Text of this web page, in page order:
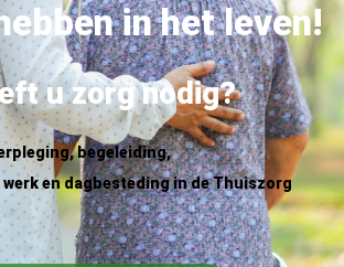
in het leven!
u zorg nodig?
begeleiding,
en dagbesteding in de Thuiszorg